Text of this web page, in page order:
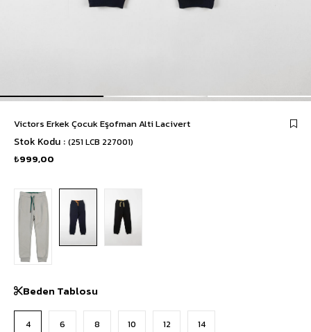
Victors Erkek Çocuk Eşofman Alti Lacivert
Stok Kodu (251 LCB 227001)
₺999,00
Beden Tablosu
4 6 8 10 12 14